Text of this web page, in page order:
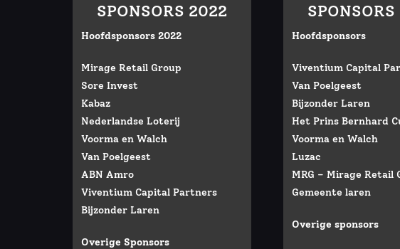
SPONSORS 2022
Hoofdsponsors 2022
Mirage Retail Group
Sore Invest
Kabaz
Nederlandse Loterij
Voorma en Walch
Van Poelgeest
ABN Amro
Viventium Capital Partners
Bijzonder Laren
Overige Sponsors
Hoofdsponsors
Viventium Capital
Van Poelgeest
Bijzonder Laren
Het Prins Bernhard
Voorma en Walch
Luzac
MRG – Mirage Retail
Gemeente laren
Overige sponsors